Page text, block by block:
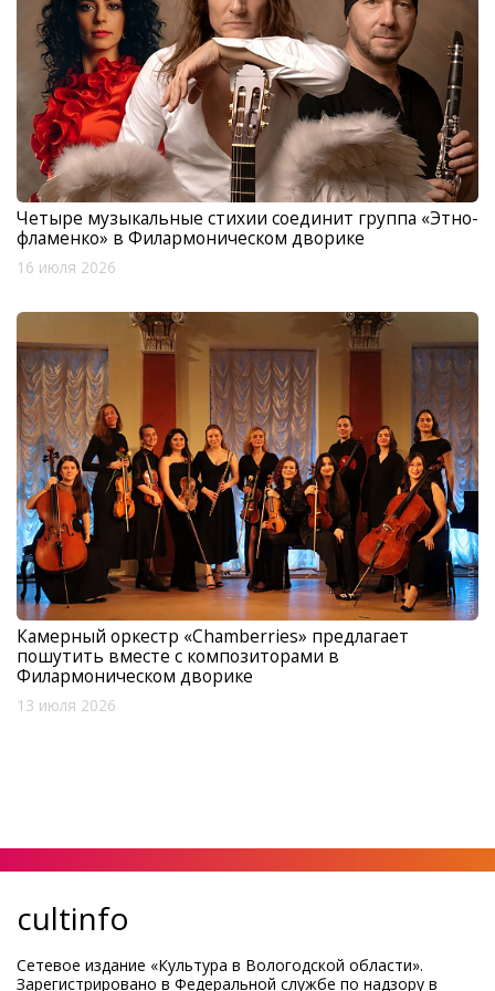
Четыре музыкальные стихии соединит группа «Этно-
фламенко» в Филармоническом дворике
16 июля 2026
Камерный оркестр «Chamberries» предлагает
пошутить вместе с композиторами в
Филармоническом дворике
13 июля 2026
cultinfo
Сетевое издание «Культура в Вологодской области».
Зарегистрировано в Федеральной службе по надзору в